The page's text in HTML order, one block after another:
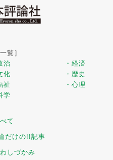
覧］
治
・経済
化
・歴史
祉
・心理
学
て
だけの!!記事
しづかみ